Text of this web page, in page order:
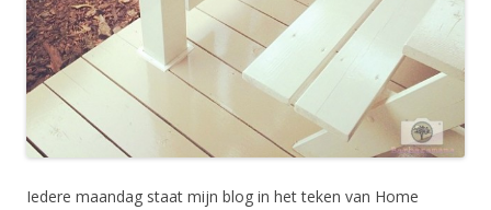
Iedere maandag staat mijn blog in het teken van Home